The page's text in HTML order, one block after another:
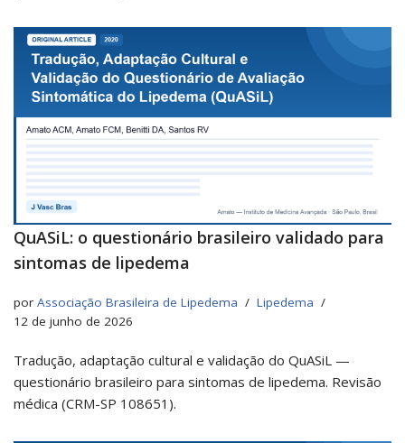
QuASiL: o questionário brasileiro validado para
sintomas de lipedema
por Associação Brasileira de Lipedema
Lipedema
12 de junho de 2026
Tradução, adaptação cultural e validação do QuASiL —
questionário brasileiro para sintomas de lipedema. Revisão
médica (CRM-SP 108651).